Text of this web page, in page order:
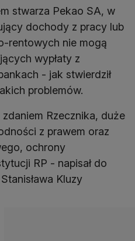
stwarza Pekao SA, w
dochody z pracy lub
rentowych nie mogą
wypłaty z
- jak stwierdził
problemów.
Rzecznika, duże
z prawem oraz
ochrony
RP - napisał do
Kluzy